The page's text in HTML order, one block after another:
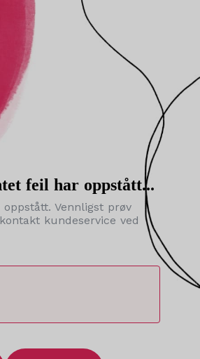
feil har oppstått...
Vennligst prøv
kundeservice ved